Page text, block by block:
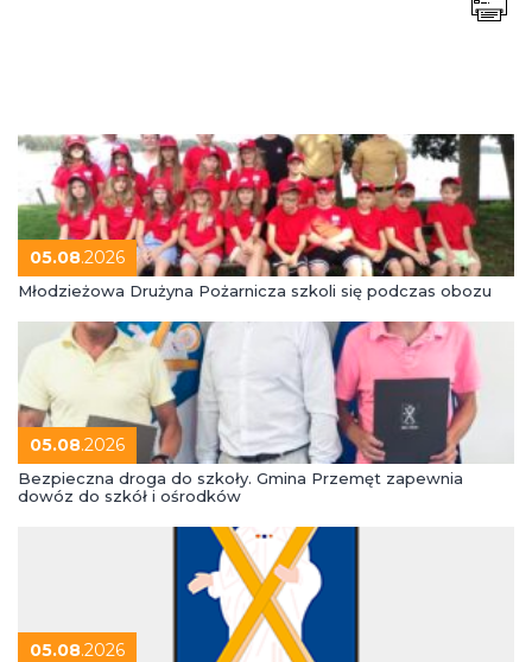
05.08.2026
Młodzieżowa Drużyna Pożarnicza szkoli się podczas obozu
05.08.2026
Bezpieczna droga do szkoły. Gmina Przemęt zapewnia
dowóz do szkół i ośrodków
05.08.2026